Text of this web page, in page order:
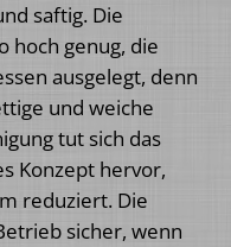
saftig. Die
hoch genug, die
ausgelegt, denn
und weiche
tut sich das
Konzept hervor,
reduziert. Die
sicher, wenn